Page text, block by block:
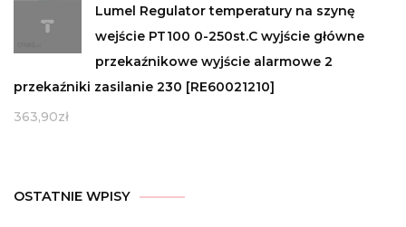
Lumel Regulator temperatury na szynę
wejście PT100 0-250st.C wyjście główne
przekaźnikowe wyjście alarmowe 2
przekaźniki zasilanie 230 [RE60021210]
363,90zł
OSTATNIE WPISY